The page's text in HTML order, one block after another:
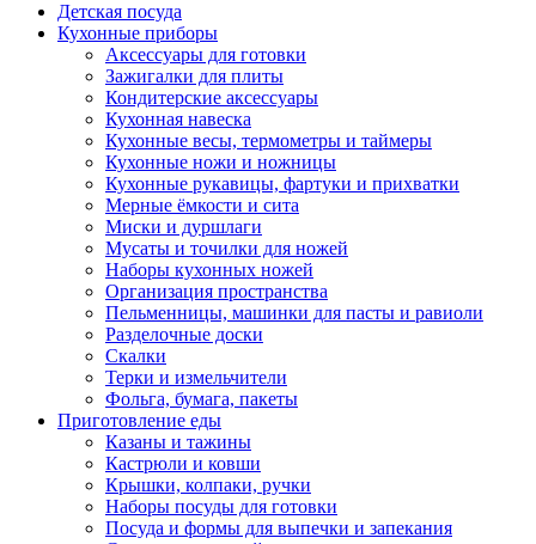
Детская посуда
Кухонные приборы
Аксессуары для готовки
Зажигалки для плиты
Кондитерские аксессуары
Кухонная навеска
Кухонные весы, термометры и таймеры
Кухонные ножи и ножницы
Кухонные рукавицы, фартуки и прихватки
Мерные ёмкости и сита
Миски и дуршлаги
Мусаты и точилки для ножей
Наборы кухонных ножей
Организация пространства
Пельменницы, машинки для пасты и равиоли
Разделочные доски
Скалки
Терки и измельчители
Фольга, бумага, пакеты
Приготовление еды
Казаны и тажины
Кастрюли и ковши
Крышки, колпаки, ручки
Наборы посуды для готовки
Посуда и формы для выпечки и запекания